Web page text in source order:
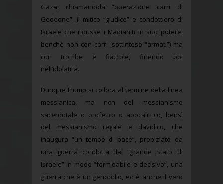
Gaza, chiamandola “operazione carri di
Gedeone”, il mitico “giudice” e condottiero di
Israele che ridusse i Madianiti in suo potere,
benché non con carri (sottinteso “armati”) ma
con trombe e fiaccole, finendo poi
nell’idolatria.
Dunque Trump si colloca al termine della linea
messianica, ma non del messianismo
sacerdotale o profetico o apocalittico, bensì
del messianismo regale e davidico, che
inaugura “un tempo di pace”, propiziato da
una guerra condotta dal “grande Stato di
Israele” in modo “formidabile e decisivo”, una
guerra che è un genocidio, ed è anche il vero